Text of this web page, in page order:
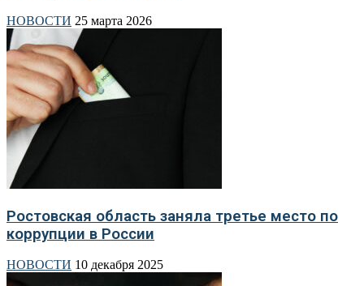
НОВОСТИ 25 марта 2026
Ростовская область заняла третье место по
коррупции в России
НОВОСТИ 10 декабря 2025